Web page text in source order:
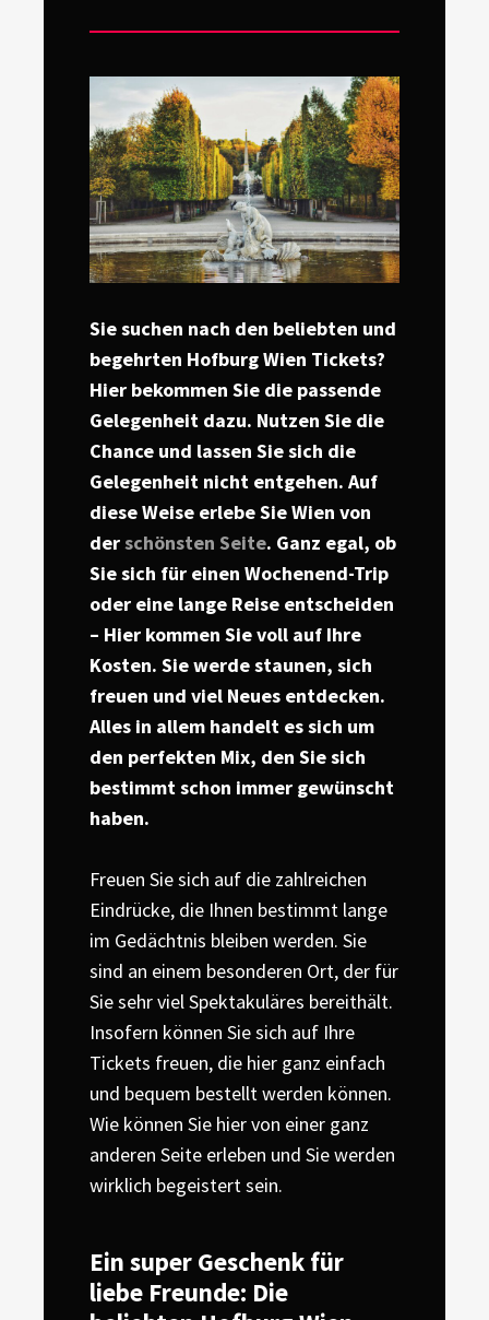
Sie suchen nach den beliebten und
begehrten Hofburg Wien Tickets?
Hier bekommen Sie die passende
Gelegenheit dazu. Nutzen Sie die
Chance und lassen Sie sich die
Gelegenheit nicht entgehen. Auf
diese Weise erlebe Sie Wien von
derschönsten Seite. Ganz egal, ob
Sie sich für einen Wochenend-Trip
oder eine lange Reise entscheiden
– Hier kommen Sie voll auf Ihre
Kosten. Sie werde staunen, sich
freuen und viel Neues entdecken.
Alles in allem handelt es sich um
den perfekten Mix, den Sie sich
bestimmt schon immer gewünscht
haben.
Freuen Sie sich auf die zahlreichen
Eindrücke, die Ihnen bestimmt lange
im Gedächtnis bleiben werden. Sie
sind an einem besonderen Ort, der für
Sie sehr viel Spektakuläres bereithält.
Insofern können Sie sich auf Ihre
Tickets freuen, die hier ganz einfach
und bequem bestellt werden können.
Wie können Sie hier von einer ganz
anderen Seite erleben und Sie werden
wirklich begeistert sein.
Ein super Geschenk für
liebe Freunde: Die